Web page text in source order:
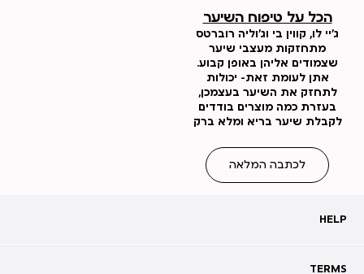
הכל על טיפוח השיער
ג'יי לו, קווין בי וג'וליה רוברטס
מתחזקות מעצבי שיער
שצמודים אליהן באופן קבוע.
אתן לעומת זאת- יכולות
לתחזק את השיער בעצמכן,
בעזרת כמה מוצרים בודדים
לקבלת שיער בריא ומלא ברק
לכתבה המלאה
HELP
HELP
שאלות ותשובות
TERMS
TERMS